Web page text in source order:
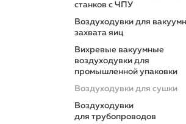
станков с ЧПУ
Воздуходувки для
захвата яиц
Вихревые вакуумные
воздуходувки для
промышленной упаковки
Воздуходувки для сушки
Воздуходувки
для трубопроводов